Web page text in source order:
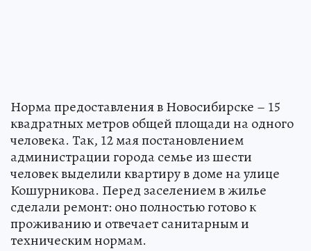
Норма предоставления в Новосибирске – 15
квадратных метров общей площади на одного
человека. Так, 12 мая постановлением
администрации города семье из шести
человек выделили квартиру в доме на улице
Кошурникова. Перед заселением в жилье
сделали ремонт: оно полностью готово к
проживанию и отвечает санитарным и
техническим нормам.